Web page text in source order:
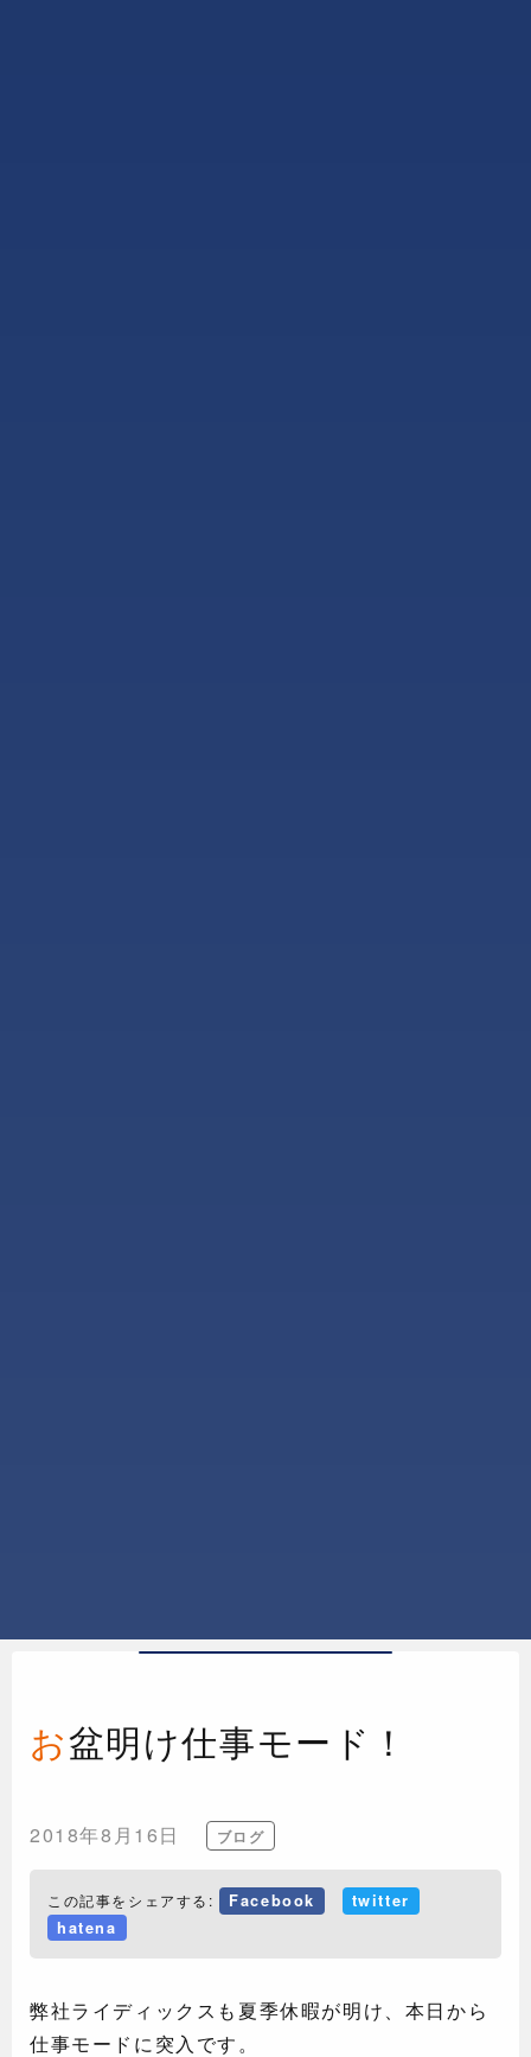
お盆明け仕事モード！
2018年8月16日 ブログ
この記事をシェアする: Facebook
twitter
hatena
弊社ライディックスも夏季休暇が明け、本日から
仕事モードに突入です。